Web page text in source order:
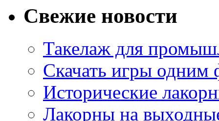
Свежие новости
Такелаж для
Скачать игры одним
Исторические
Лакорны на